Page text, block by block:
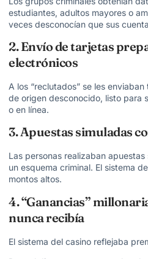
estudiantes, adultos mayores o
veces desconocían que sus
2. Envío de tarjetas
electrónicos
A los “reclutados” se les
de origen desconocido, listo para
o en línea.
3. Apuestas simuladas
Las personas realizaban
un esquema criminal. El sistema
montos altos.
4. “Ganancias”
nunca recibía
El sistema del casino reflejaba